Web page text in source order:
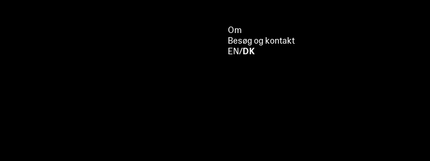
Om
Besøg og kontakt
EN/DK